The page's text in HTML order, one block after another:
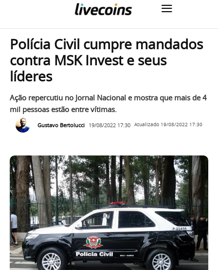
Polícia Civil cumpre mandados
contra MSK Invest e seus
líderes
Ação repercutiu no Jornal Nacional e mostra que mais de 4
mil pessoas estão entre vítimas.
Gustavo Bertolucci 19/08/2022 17:30 Atualizado 19/08/2022 17:30